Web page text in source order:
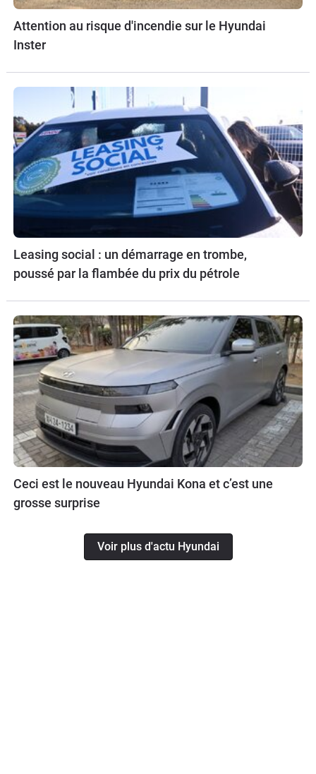
Attention au risque d'incendie sur le Hyundai
Inster
Leasing social : un démarrage en trombe,
poussé par la flambée du prix du pétrole
Ceci est le nouveau Hyundai Kona et c’est une
grosse surprise
Voir plus d'actu Hyundai